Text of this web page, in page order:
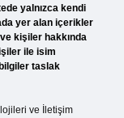
yalnızca kendi
yer alan içerikler
kişiler hakkında
ile isim
taslak
ve İletişim